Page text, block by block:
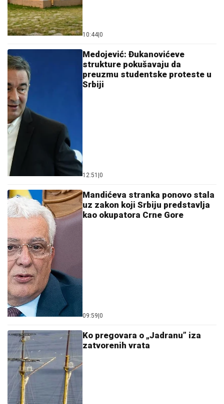
10:44 0
Medojević: Đukanovićeve
strukture pokušavaju da
preuzmu studentske proteste u
Srbiji
12:51 0
Mandićeva stranka ponovo stala
uz zakon koji Srbiju predstavlja
kao okupatora Crne Gore
09:59 0
Ko pregovara o „Jadranu” iza
zatvorenih vrata